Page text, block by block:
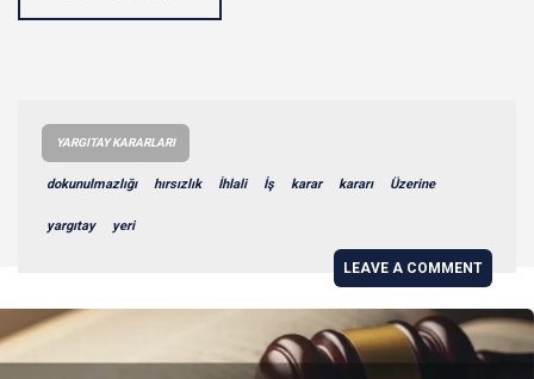
YARGITAY KARARLARI
dokunulmazlığı hırsızlık İhlali İş karar kararı Üzerine
yargıtay yeri
LEAVE A COMMENT